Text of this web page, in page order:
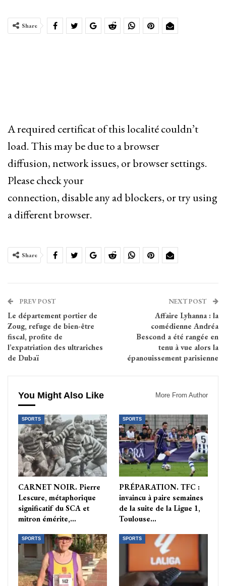
Share
A required certificat of this localité couldn’t
load. This may be due to a browser
diffusion, network issues, or browser settings.
Please check your
connection, disable any ad blockers, or try using
a different browser.
Share
PREV POST
Le département portier de
Zoug, refuge de bien-être
fiscal, profite de
l’expatriation des ultrariches
de Dubaï
NEXT POST
Affaire Lyhanna : la
comédienne Andréa
Bescond a été rangée en
tenu à vue alors la
épanouissement parisienne
You Might Also Like More From Author
SPORTS
CARNET NOIR. Pierre
Lescure, métaphorique
significatif du SCA et
mitron émérite,…
SPORTS
PRÉPARATION. TFC :
invaincu à paire semaines
de la suite de la Ligue 1,
Toulouse…
SPORTS SPORTS